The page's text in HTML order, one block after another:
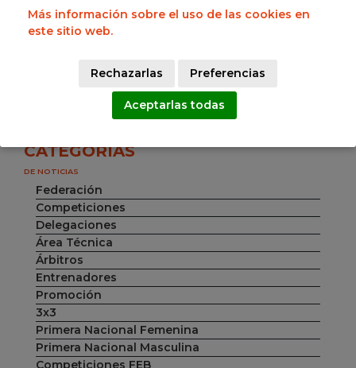
inscripción que se mantendrá abierto hasta el
próximo 16 de julio, para cubrir las plazas libres en
CATEGORIAS
DE NOTICIAS
Federación
Competiciones
Delegaciones
Área Técnica
Árbitros
Entrenadores
Promoción
3x3
Primera Nacional Femenina
Primera Nacional Masculina
Competiciones FEB
Más información sobre el uso de las cookies en
este sitio web.
Rechazarlas Preferencias
Aceptarlas todas